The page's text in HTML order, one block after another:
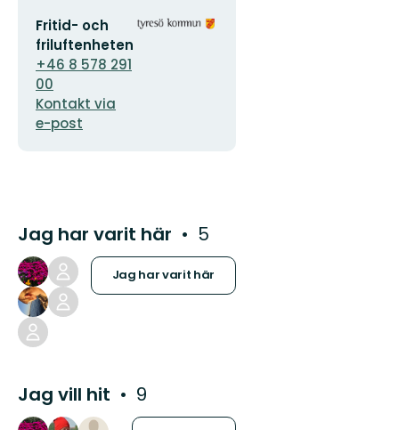
E-
postadress
Fritid- och
friluftenheten
+46 8 578 291
00
Kontakt via
e-post
Organisationens
Jag har varit här 5
Jag har varit här
Jag vill hit 9